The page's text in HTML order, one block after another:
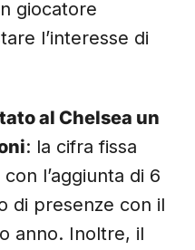
giocatore
l’interesse di
al Chelsea un
: la cifra fissa
l’aggiunta di 6
di presenze con il
anno. Inoltre, il